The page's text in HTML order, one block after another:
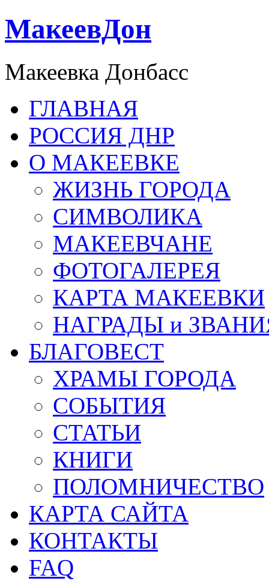
МакеевДон
Макеевка Донбасс
ГЛАВНАЯ
РОССИЯ ДНР
О МАКЕЕВКЕ
ЖИЗНЬ ГОРОДА
СИМВОЛИКА
МАКЕЕВЧАНЕ
ФОТОГАЛЕРЕЯ
КАРТА МАКЕЕВКИ
НАГРАДЫ и
БЛАГОВЕСТ
ХРАМЫ ГОРОДА
СОБЫТИЯ
СТАТЬИ
КНИГИ
ПОЛОМНИЧЕСТВО
КАРТА САЙТА
КОНТАКТЫ
FAQ